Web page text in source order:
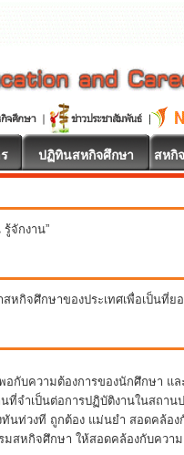
ปฏิทินสหกิจศึกษา สหกิ
จักงาน”
หกิจศึกษาของประเทศเพื่อเป็นที่ย
กับความต้องการของนักศึกษา แล
จำเป็นต่อการปฏิบัติงานในสถา
นท่วงที ถูกต้อง แม่นยำ สอดคล้อง
หกิจศึกษา ให้สอดคล้องกับความ